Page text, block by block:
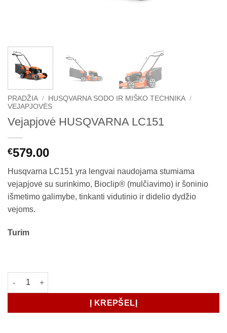
PRADŽIA / HUSQVARNA SODO IR MIŠKO TECHNIKA /
VEJAPJOVĖS
Vejapjovė HUSQVARNA LC151
€579.00
Husqvarna LC151 yra lengvai naudojama stumiama
vejapjovė su surinkimo, Bioclip® (mulčiavimo) ir šoninio
išmetimo galimybe, tinkanti vidutinio ir didelio dydžio
vejoms.
Turim
produkto kiekis: Vejapjovė HUSQVARNA LC151
Į KREPŠELĮ